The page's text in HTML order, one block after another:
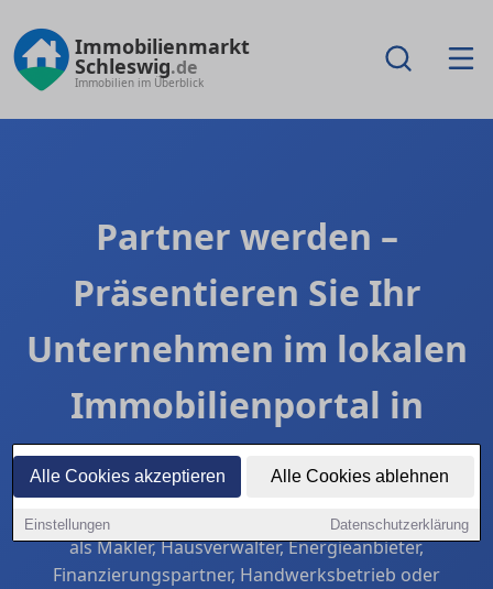
Alle Cookies akzeptieren Alle Cookies ablehnen
Einstellungen Datenschutzerklärung
Immobilienmarkt
Schleswig.de
Immobilien im Überblick
Partner werden –
Präsentieren Sie Ihr
Unternehmen im lokalen
Immobilienportal in
Schleswig
Steigern Sie in Schleswig Ihre regionale Sichtbarkeit
als Makler, Hausverwalter, Energieanbieter,
Finanzierungspartner, Handwerksbetrieb oder